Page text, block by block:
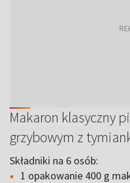
Makaron klasyczny
grzybowym z
Składniki na 6 osób:
1 opakowanie 400 g